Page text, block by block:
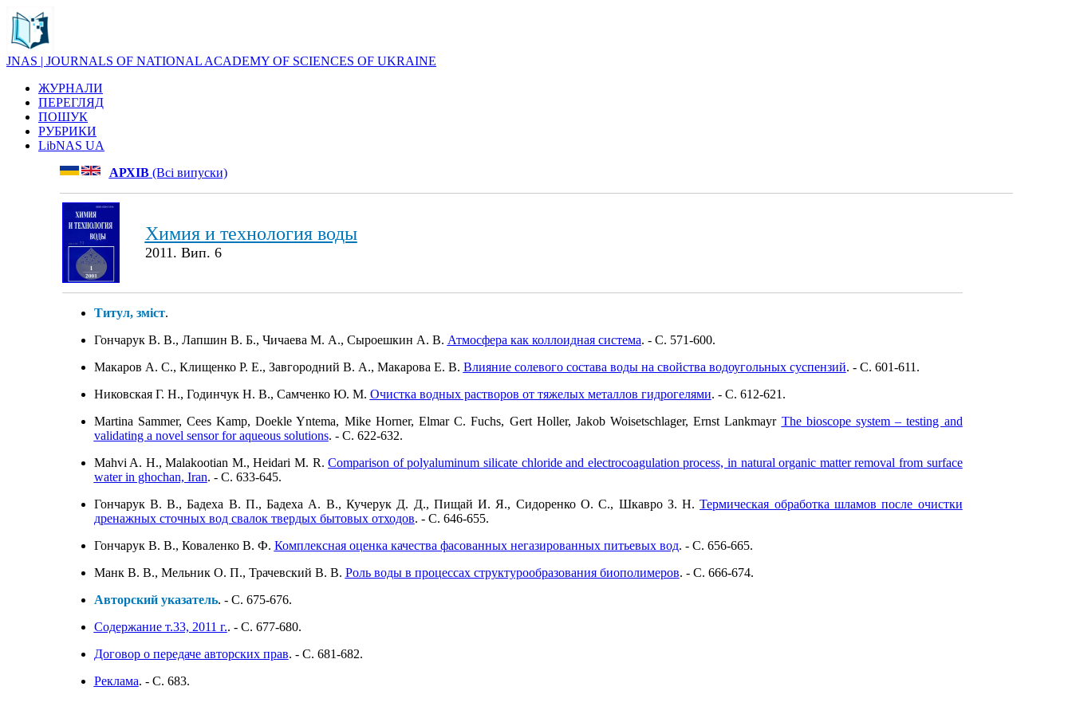
JNAS | JOURNALS OF NATIONAL ACADEMY OF SCIENCES OF UKRAINE
ЖУРНАЛИ
ПЕРЕГЛЯД
ПОШУК
РУБРИКИ
LibNAS UA
АРХІВ(Всі випуски)
Химия и технология воды
2011. Вип. 6
Титул, зміст.
Гончарук В. В., Лапшин В. Б., Чичаева М. А., Сыроешкин А. В. Атмосфера как коллоидная система. - C. 571-600.
Макаров А. С., Клищенко Р. Е., Завгородний В. А., Макарова Е. В. Влияние солевого состава воды на свойства водоугольных суспензий. - C. 601-611.
Никовская Г. Н., Годинчук Н. В., Самченко Ю. М. Очистка водных растворов от тяжелых металлов гидрогелями. - C. 612-621.
Martina Sammer, Cees Kamp, Doekle Yntema, Mike Horner, Elmar C. Fuchs, Gert Holler, Jakob Woisetschlager, Ernst Lankmayr The bioscope system – testing and
validating a novel sensor for aqueous solutions. - C. 622-632.
Mahvi A. H., Malakootian M., Heidari M. R.Comparison of polyaluminum silicate chloride and electrocoagulation process, in natural organic matter removal from surface
water in ghochan, Iran. - C. 633-645.
Гончарук В. В., Бадеха В. П., Бадеха А. В., Кучерук Д. Д., Пищай И. Я., Сидоренко О. С., Шкавро З. Н.Термическая обработка шламов после очистки
дренажных сточных вод свалок твердых бытовых отходов. - C. 646-655.
Гончарук В. В., Коваленко В. Ф. Комплексная оценка качества фасованных негазированных питьевых вод. - C. 656-665.
Манк В. В., Мельник О. П., Трачевский В. В. Роль воды в процессах структурообразования биополимеров. - C. 666-674.
Авторский указатель. - C. 675-676.
Содержание т.33, 2011 г.. - C. 677-680.
Договор о передаче авторских прав. - C. 681-682.
Реклама. - C. 683.